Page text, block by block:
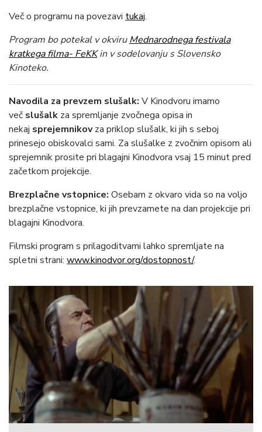
Več o programu na povezavi tukaj.
Program bo potekal v okviruMednarodnega festivala
kratkega filma- FeKKin v sodelovanju s Slovensko
Kinoteko.
Navodila za prevzem slušalk: V Kinodvoru imamo
več slušalk za spremljanje zvočnega opisa in
nekaj sprejemnikovza priklop slušalk, ki jih s seboj
prinesejo obiskovalci sami. Za slušalke z zvočnim opisom ali
sprejemnik prosite pri blagajni Kinodvora vsaj 15 minut pred
začetkom projekcije.
Brezplačne vstopnice: Osebam z okvaro vida so na voljo
brezplačne vstopnice, ki jih prevzamete na dan projekcije pri
blagajni Kinodvora.
Filmski program s prilagoditvami lahko spremljate na
spletni strani: www.kinodvor.org/dostopnost/.